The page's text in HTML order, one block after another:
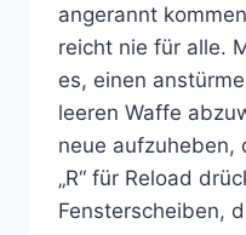
angerannt
reicht nie für alle.
es, einen
leeren Waffe
neue aufzuheben,
„R“ für Reload
Fensterscheiben,